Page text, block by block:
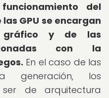
del
GPU se encargan
gráfico y de las
con la
En el caso de las
generación, los
ser de arquitectura